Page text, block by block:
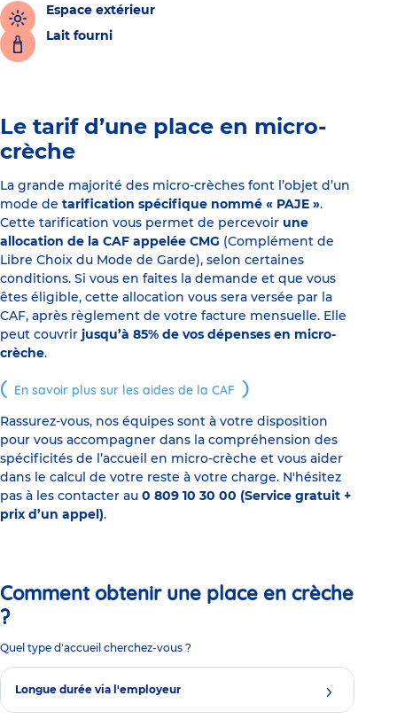
Espace extérieur
Lait fourni
Le tarif d’une place en micro-
crèche
La grande majorité des micro-crèches font l’objet d’un
mode de tarification spécifique nommé « PAJE ».
Cette tarification vous permet de percevoir une
allocation de la CAF appelée CMG (Complément de
Libre Choix du Mode de Garde), selon certaines
conditions. Si vous en faites la demande et que vous
êtes éligible, cette allocation vous sera versée par la
CAF, après règlement de votre facture mensuelle. Elle
peut couvrir jusqu’à 85% de vos dépenses en micro-
crèche.
En savoir plus sur les aides de la CAF
Rassurez-vous, nos équipes sont à votre disposition
pour vous accompagner dans la compréhension des
spécificités de l’accueil en micro-crèche et vous aider
dans le calcul de votre reste à votre charge. N'hésitez
pas à les contacter au 0 809 10 30 00 (Service gratuit +
prix d’un appel).
Comment obtenir une place en crèche
?
Quel type d'accueil cherchez-vous ?
Longue durée via l'employeur